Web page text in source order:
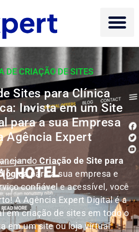
DE CRIAÇÃO DE SITES
Sites para Clínica
Invista em um Site
para a sua Empresa
Agência Expert
Criação de Site para
para a sua empresa e
confiável e acessível, você
A Agência Expert Digital é a
em criação de sites em todo o
em um site ou loja virtual